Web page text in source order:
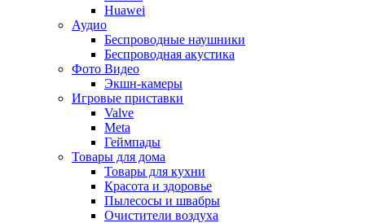
Huawei
Аудио
Беспроводные наушники
Беспроводная акустика
Фото Видео
Экшн-камеры
Игровые приставки
Valve
Meta
Геймпады
Товары для дома
Товары для кухни
Красота и здоровье
Пылесосы и швабры
Очистители воздуха